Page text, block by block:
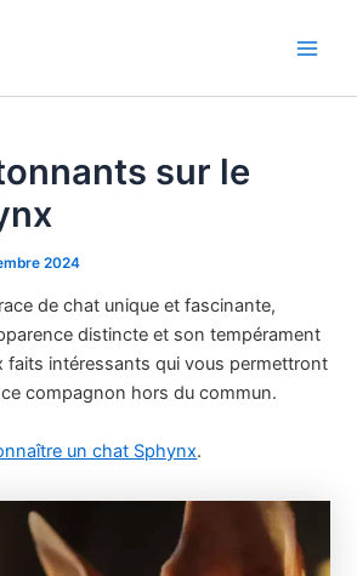
sur le
2024
de chat unique et fascinante,
distincte et son tempérament
faits intéressants qui vous permettront
compagnon hors du commun.
un chat Sphynx.